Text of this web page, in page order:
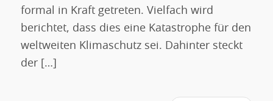
formal in Kraft getreten. Vielfach wird
berichtet, dass dies eine Katastrophe für den
weltweiten Klimaschutz sei. Dahinter steckt
der […]